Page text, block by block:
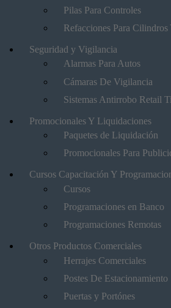
Pilas Para Controles
Refacciones Para Cilindros
Seguridad y Vigilancia
Alarmas Para Autos
Cámaras De Vigilancia
Sistemas Antirrobo Retail
Promocionales Y Liquidaciones
Paquetes de Liquidación
Promocionales Para
Cursos Capacitación Y
Cursos
Programaciones en Banco
Programaciones Remotas
Otros Productos Comerciales
Herrajes Comerciales
Postes De Estacionamiento
Puertas y Portónes